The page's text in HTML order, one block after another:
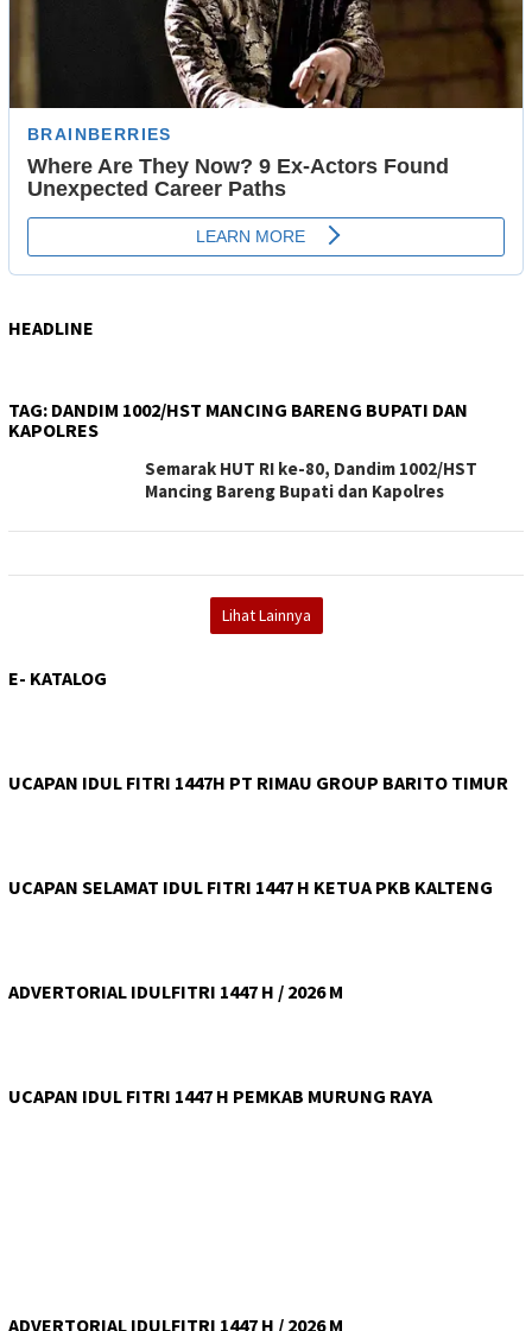
HEADLINE
TAG: DANDIM 1002/HST MANCING BARENG BUPATI DAN
KAPOLRES
Semarak HUT RI ke-80, Dandim 1002/HST
Mancing Bareng Bupati dan Kapolres
Lihat Lainnya
E- KATALOG
UCAPAN IDUL FITRI 1447H PT RIMAU GROUP BARITO TIMUR
UCAPAN SELAMAT IDUL FITRI 1447 H KETUA PKB KALTENG
ADVERTORIAL IDULFITRI 1447 H / 2026 M
UCAPAN IDUL FITRI 1447 H PEMKAB MURUNG RAYA
ADVERTORIAL IDULFITRI 1447 H / 2026 M